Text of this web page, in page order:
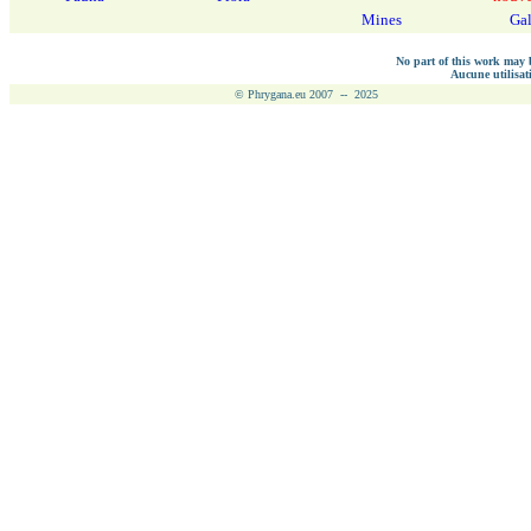
Mines
No part of this work may
Aucune
© Phrygana.eu 2007 -- 2025